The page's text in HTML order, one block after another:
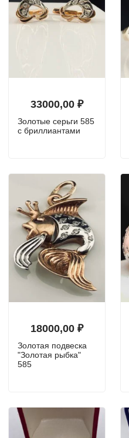
33000,00 ₽
Золотые серьги 585
с бриллиантами
18000,00 ₽
Золотая подвеска
"Золотая рыбка"
585